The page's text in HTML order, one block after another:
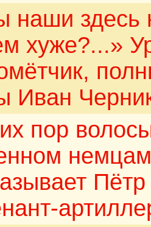
наши здесь
хуже?...»
Иван
пор